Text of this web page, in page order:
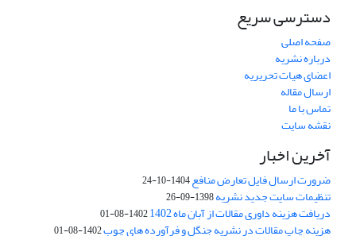
دسترسی سریع
صفحه اصلی
درباره نشریه
اعضای هیات تحریریه
ارسال مقاله
تماس با ما
نقشه سایت
آخرین اخبار
ضرورت ارسال فایل تعارض منافع1404-10-24
تنظیمات سایت جدید نشریه1398-09-26
دریافت هزینه داوری مقالات از آبان ماه 1402 1402-08-01
هزینه چاپ مقالات در نشریه جنگل و فرآورده های چوب1402-08-01